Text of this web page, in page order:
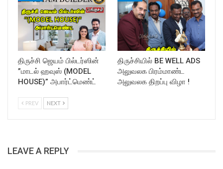
திருச்சி ஜெயம் பில்டர்ஸின்
”மாடல் ஹவுஸ் (MODEL
HOUSE)” அபார்ட்மெண்ட்
திருச்சியில் BE WELL ADS
அலுவலக பிரம்மாண்ட
அலுவலக திறப்பு விழா !
PREV NEXT
LEAVE A REPLY